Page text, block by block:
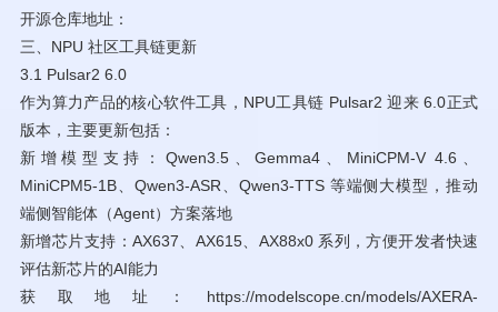
开源仓库地址：
三、NPU 社区工具链更新
3.1 Pulsar2 6.0
作为算力产品的核心软件工具，NPU工具链 Pulsar2 迎来 6.0正式
版本，主要更新包括：
新增模型支持：Qwen3.5、Gemma4、MiniCPM-V 4.6、
MiniCPM5-1B、Qwen3-ASR、Qwen3-TTS 等端侧大模型，推动
端侧智能体（Agent）方案落地
新增芯片支持：AX637、AX615、AX88x0 系列，方便开发者快速
评估新芯片的AI能力
获取地址：https://modelscope.cn/models/AXERA-